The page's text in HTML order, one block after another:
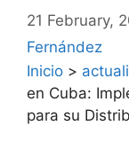
21 February,
Fernández
Inicio >
en Cuba:
para su